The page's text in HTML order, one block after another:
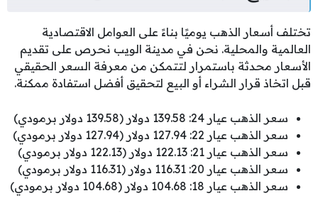
تختلف أسعار الذهب يوميًا بناءً على العوامل الاقتصادية
العالمية والمحلية. نحن في مدينة الويب نحرص على تقديم
الأسعار محدثة باستمرار لتتمكن من معرفة السعر الحقيقي
قبل اتخاذ قرار الشراء أو البيع لتحقيق أفضل استفادة ممكنة.
سعر الذهب عيار 24: 139.58 دولار (139.58 دولار برمودي)
سعر الذهب عيار 22: 127.94 دولار (127.94 دولار برمودي)
سعر الذهب عيار 21: 122.13 دولار (122.13 دولار برمودي)
سعر الذهب عيار 20: 116.31 دولار (116.31 دولار برمودي)
سعر الذهب عيار 18: 104.68 دولار (104.68 دولار برمودي)